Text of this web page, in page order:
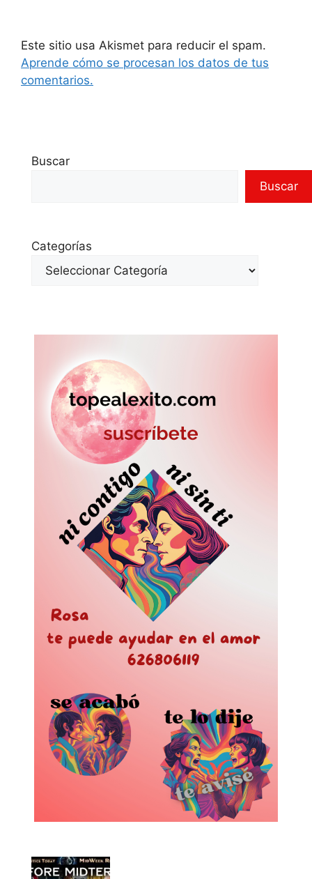
Este sitio usa Akismet para reducir el spam.
Aprende cómo se procesan los datos de tus
comentarios.
Buscar
Buscar
Categorías